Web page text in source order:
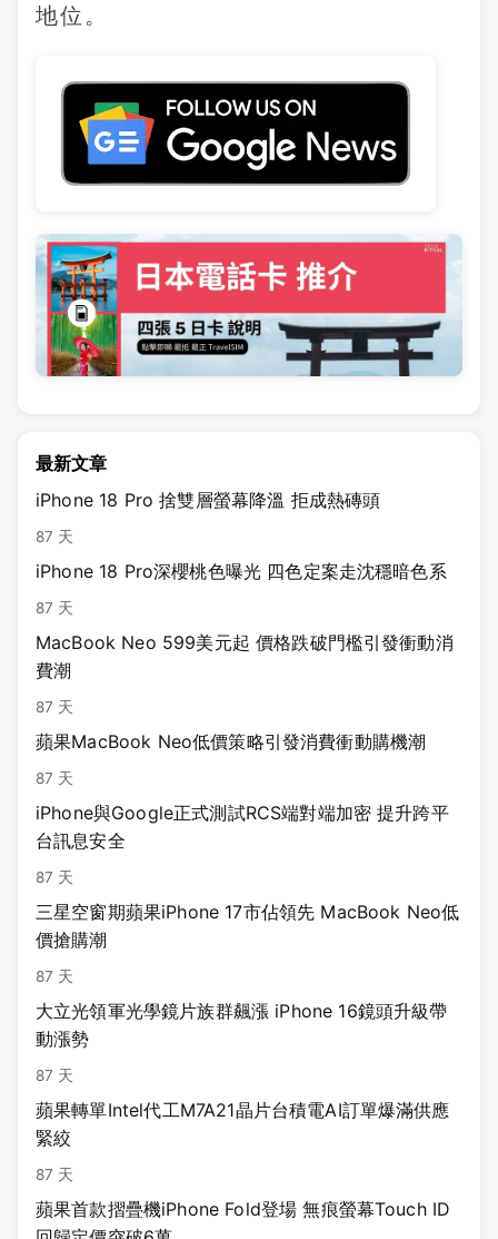
地位。
最新文章
iPhone 18 Pro 捨雙層螢幕降溫 拒成熱磚頭
87 天
iPhone 18 Pro深櫻桃色曝光 四色定案走沈穩暗色系
87 天
MacBook Neo 599美元起 價格跌破門檻引發衝動消
費潮
87 天
蘋果MacBook Neo低價策略引發消費衝動購機潮
87 天
iPhone與Google正式測試RCS端對端加密 提升跨平
台訊息安全
87 天
三星空窗期蘋果iPhone 17市佔領先 MacBook Neo低
價搶購潮
87 天
大立光領軍光學鏡片族群飆漲 iPhone 16鏡頭升級帶
動漲勢
87 天
蘋果轉單Intel代工M7A21晶片台積電AI訂單爆滿供應
緊絞
87 天
蘋果首款摺疊機iPhone Fold登場 無痕螢幕Touch ID